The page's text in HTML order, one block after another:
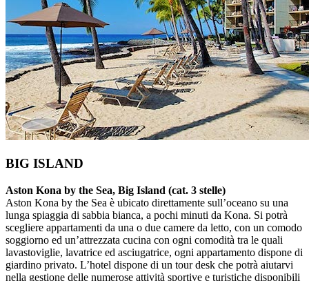
BIG ISLAND
Aston Kona by the Sea, Big Island (cat. 3 stelle)
Aston Kona by the Sea è ubicato direttamente sull’oceano su una
lunga spiaggia di sabbia bianca, a pochi minuti da Kona. Si potrà
scegliere appartamenti da una o due camere da letto, con un comodo
soggiorno ed un’attrezzata cucina con ogni comodità tra le quali
lavastoviglie, lavatrice ed asciugatrice, ogni appartamento dispone di
giardino privato. L’hotel dispone di un tour desk che potrà aiutarvi
nella gestione delle numerose attività sportive e turistiche disponibili